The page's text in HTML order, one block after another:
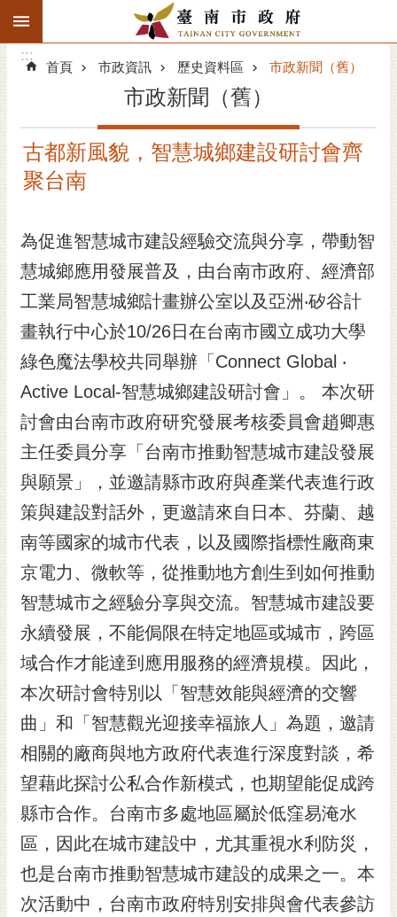
跳到主要內容區塊
搜
階
精彩府城
市府團隊
主題服務
市政資訊
市民互動
黃
偉
哲
螢
光
花
泉
桐
花
祭
網
站
導
覽
訂
閱
RSS
訂
閱
電
子
:::
:::
首頁 市政資訊 歷史資料區 市政新聞（舊）
市政新聞（舊）
古都新風貌，智慧城鄉建設研討會齊
聚台南
為促進智慧城市建設經驗交流與分享，帶動智
慧城鄉應用發展普及，由台南市政府、經濟部
工業局智慧城鄉計畫辦公室以及亞洲‧矽谷計
畫執行中心於10/26日在台南市國立成功大學
綠色魔法學校共同舉辦「Connect Global ‧
Active Local-智慧城鄉建設研討會」。 本次研
討會由台南市政府研究發展考核委員會趙卿惠
主任委員分享「台南市推動智慧城市建設發展
與願景」，並邀請縣市政府與產業代表進行政
策與建設對話外，更邀請來自日本、芬蘭、越
南等國家的城市代表，以及國際指標性廠商東
京電力、微軟等，從推動地方創生到如何推動
智慧城市之經驗分享與交流。智慧城市建設要
永續發展，不能侷限在特定地區或城市，跨區
域合作才能達到應用服務的經濟規模。因此，
本次研討會特別以「智慧效能與經濟的交響
曲」和「智慧觀光迎接幸福旅人」為題，邀請
相關的廠商與地方政府代表進行深度對談，希
望藉此探討公私合作新模式，也期望能促成跨
縣市合作。台南市多處地區屬於低窪易淹水
區，因此在城市建設中，尤其重視水利防災，
也是台南市推動智慧城市建設的成果之一。本
次活動中，台南市政府特別安排與會代表參訪